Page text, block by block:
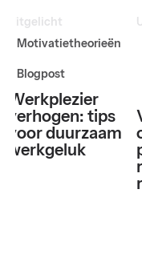
Uitgelicht
Motivatietheorieën
Blogpost
Werkplezier
verhogen: tips
voor duurzaam
werkgeluk